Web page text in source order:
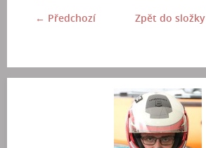
← Předchozí Zpět do složky